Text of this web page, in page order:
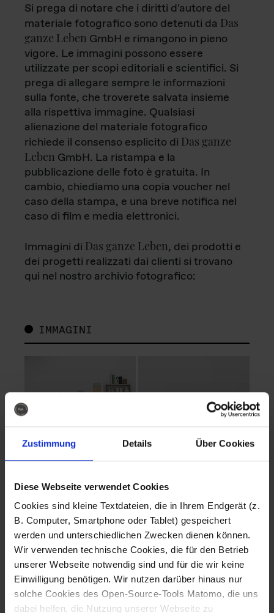
Zustimmung Details Über Cookies
Diese Webseite verwendet Cookies
Cookies sind kleine Textdateien, die in Ihrem Endgerät (z.
B. Computer, Smartphone oder Tablet) gespeichert
werden und unterschiedlichen Zwecken dienen können.
Wir verwenden technische Cookies, die für den Betrieb
unserer Webseite notwendig sind und für die wir keine
Einwilligung benötigen. Wir nutzen darüber hinaus nur
solche Cookies des Open-Source-Tools Matomo, die uns
dabei helfen, die Nutzung unserer Webseite zu
Si prega di notare che i diritti d'autore del
materiale fotografico sono detenuti da Das
ganze Leben GmbH e rimangono in pieno
vigore. Le immagini possono essere
utilizzate per scopi editoriali e scientifici. Si
prega di allegare sempre le informazioni
sulla fonte, che troverete salvata insieme
alla rispettiva immagine. Qualsiasi
alienazione del materiale fotografico
richiede il consenso esplicito di Das ganze
Leben GmbH. La ristampa e la
pubblicazione delle foto è gratuita. In
cambio, chiediamo una copia voucher nel
caso della stampa, e una breve notifica nel
caso di film e media elettronici.
Immagini di Das ganze Leben, dei prodotti e
dei progetti realizzati dai clienti si trovano
qui nel nostro archivio fotografico:
IMMAGINI
Fotografo: Lorenz
Sternbach
Download
Fotografo: Lorenz
Sternbach
Download